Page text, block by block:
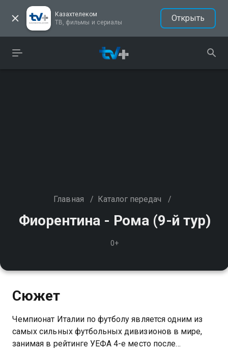
Казахтелеком
ТВ, фильмы и сериалы
Открыть
Главная / Каталог передач /
Фиорентина - Рома (9-й тур)
0+
Сюжет
Чемпионат Италии по футболу является одним из
самых сильных футбольных дивизионов в мире,
занимая в рейтинге УЕФА 4-е место после